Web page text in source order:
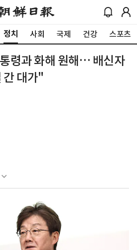
정치 사회 국제 건강 스포츠
령과 화해 원해… 배신자
간 대가"